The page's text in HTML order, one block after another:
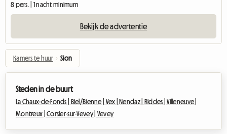
8 pers. | 1 nacht minimum
Bekijk de advertentie
Kamers te huur › Sion
Steden in de buurt
La Chaux-de-Fonds | Biel/Bienne | Vex | Nendaz | Riddes |Villeneuve |
Montreux |Corsier-sur-Vevey | Vevey